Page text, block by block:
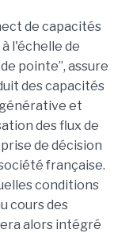
de capacités
l'échelle de
pointe”, assure
des capacités
et
des flux de
de décision
française.
conditions
cours des
alors intégré